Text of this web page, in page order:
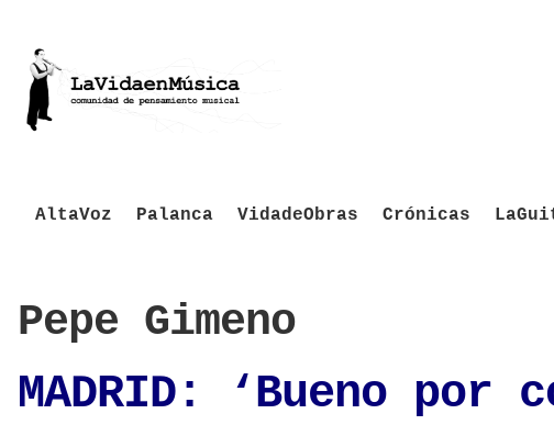
AltaVoz Palanca VidadeObras Crónicas
Pepe Gimeno
MADRID: ‘Bueno por